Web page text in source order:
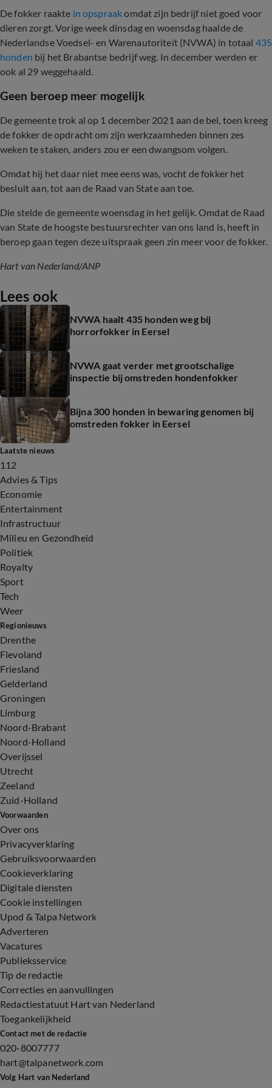
De fokker raakte in opspraakomdat zijn bedrijf niet goed voor
dieren zorgt. Vorige week dinsdag en woensdag haalde de
Nederlandse Voedsel- en Warenautoriteit (NVWA) in totaal 435
honden bij het Brabantse bedrijf weg. In december werden er
ook al 29 weggehaald.
Geen beroep meer mogelijk
De gemeente trok al op 1 december 2021 aan de bel, toen kreeg
de fokker de opdracht om zijn werkzaamheden binnen zes
weken te staken, anders zou er een dwangsom volgen.
Omdat hij het daar niet mee eens was, vocht de fokker het
besluit aan, tot aan de Raad van State aan toe.
Die stelde de gemeente woensdag in het gelijk. Omdat de Raad
van State de hoogste bestuursrechter van ons land is, heeft in
beroep gaan tegen deze uitspraak geen zin meer voor de fokker.
Hart van Nederland/ANP
Lees ook
NVWA haalt 435 honden weg bij
horrorfokker in Eersel
NVWA gaat verder met grootschalige
inspectie bij omstreden hondenfokker
Bijna 300 honden in bewaring genomen bij
omstreden fokker in Eersel
Laatste nieuws
112
Advies & Tips
Economie
Entertainment
Infrastructuur
Milieu en Gezondheid
Politiek
Royalty
Sport
Tech
Weer
Regionieuws
Drenthe
Flevoland
Friesland
Gelderland
Groningen
Limburg
Noord-Brabant
Noord-Holland
Overijssel
Utrecht
Zeeland
Zuid-Holland
Voorwaarden
Over ons
Privacyverklaring
Gebruiksvoorwaarden
Cookieverklaring
Digitale diensten
Cookie instellingen
Upod & Talpa Network
Adverteren
Vacatures
Publieksservice
Tip de redactie
Correcties en aanvullingen
Redactiestatuut Hart van Nederland
Toegankelijkheid
Contact met de redactie
020-8007777
hart@talpanetwork.com
Volg Hart van Nederland